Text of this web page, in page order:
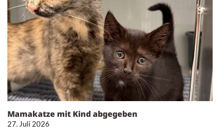
Mamakatze mit Kind abgegeben
27. Juli 2026